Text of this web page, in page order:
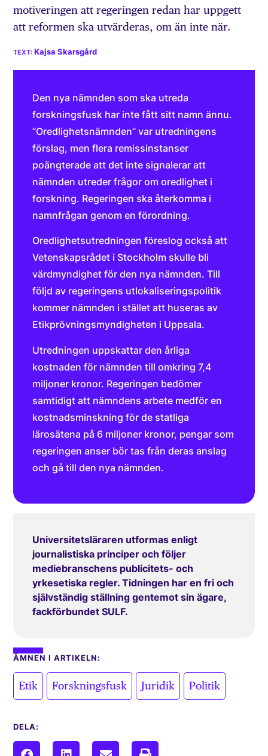
motiveringen att regeringen redan har uppgett
att reformen ska utvärderas, om än inte när.
Kajsa Skarsgård
Den nya nämnden som ska utreda
forskningsfusk har inte fått sitt namn ännu.
”Oredlighetsnämnden” var utredningens
förslag, men flera remissinstanser
poängterade att det inte signalerar att
nämnden utreder frågor om oredlighet i
forskning. Regeringen ska återkomma i
namnfrågan genom en förordning.
Oredlighetsutredningen föreslog också att
Vetenskapsrådet i Stockholm skulle bli
värdmyndighet för den nya nämnden. Till
följd av regeringens utlokaliseringspolitik
kommer nämnden i stället att huseras av
Etikprövningsmyndigheten i Uppsala.
Utredningen uppskattar den årliga
kostnaden för nämnden till omkring 7,4
miljoner kronor. Regeringen bedömer
samtidigt att nämndens arbete medför en
kostnadsminskning för de statliga
lärosätena på 6 miljoner kronor, pengar som
regeringen anser bör tas från deras anslag
och gå till den nya nämnden.
Universitetsläraren utformas enligt
journalistiska principer och följer
mediebranschens publicitets- och
yrkesetiska regler. Tidningen har en fri och
självständig ställning gentemot sin ägare,
fackförbundet SULF.
ÄMNEN I ARTIKELN:
Etik Forskningsfusk Juridik Politik
DELA: